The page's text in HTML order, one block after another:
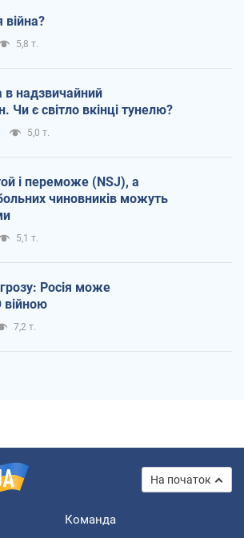
війна?
5,8 т.
в надзвичайний
Чи є світло вкінці тунелю?
5,0 т.
і переможе (NSJ), а
чиновників можуть
5,1 т.
Росія може
війною
7,2 т.
На початок
Команда